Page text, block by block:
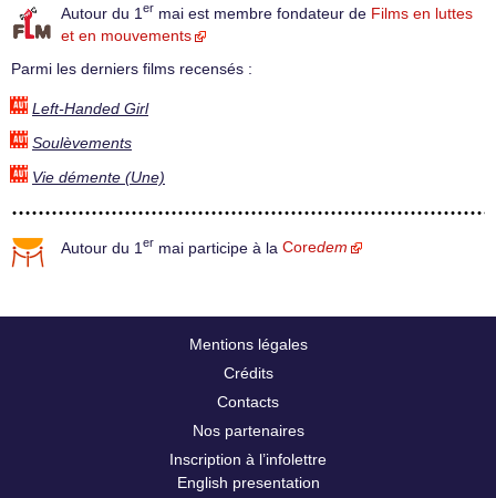
Autour du 1 er mai est membre fondateur de Films en luttes
et en mouvements
Parmi les derniers films recensés :
Left-Handed Girl
Soulèvements
Vie démente (Une)
Autour du 1 er mai participe à la Coredem
Mentions légales
Crédits
Contacts
Nos partenaires
Inscription à l’infolettre
English presentation